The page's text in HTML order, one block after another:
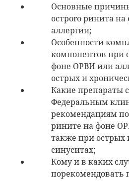
Основные
острого ринита
аллергии;
Особенности
компонентов при
фоне ОРВИ или
острых и
Какие препараты
Федеральным
рекомендациям
рините на фоне
также при острых
синуситах;
Кому и в каких
порекомендовать